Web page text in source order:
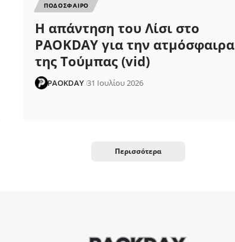
ΠΟΔΟΣΦΑΙΡΟ
Η απάντηση του Λίσι στο
PAOKDAY για την ατμόσφαιρα
της Τούμπας (vid)
PAOKDAY 31 Ιουλίου 2026
Περισσότερα